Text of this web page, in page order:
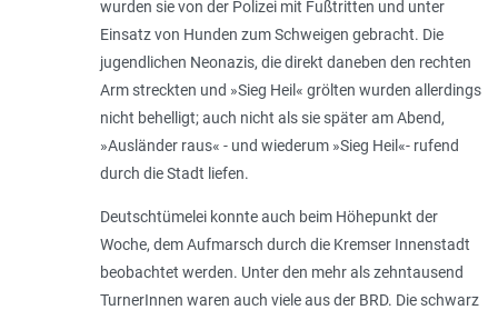
wurden sie von der Polizei mit Fußtritten und unter
Einsatz von Hunden zum Schweigen gebracht. Die
jugendlichen Neonazis, die direkt daneben den rechten
Arm streckten und »Sieg Heil« grölten wurden allerdings
nicht behelligt; auch nicht als sie später am Abend,
»Ausländer raus« - und wiederum »Sieg Heil«- rufend
durch die Stadt liefen.
Deutschtümelei konnte auch beim Höhepunkt der
Woche, dem Aufmarsch durch die Kremser Innenstadt
beobachtet werden. Unter den mehr als zehntausend
TurnerInnen waren auch viele aus der BRD. Die schwarz